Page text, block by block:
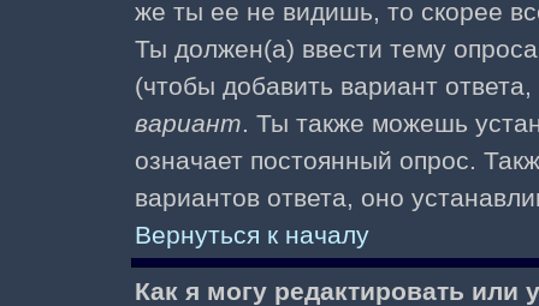
же ты ее не видишь, то скорее
Ты должен(а) ввести тему
(чтобы добавить вариант
вариант. Ты также можешь
означает постоянный опрос.
вариантов ответа, оно
Вернуться к началу
Как я могу редактировать или